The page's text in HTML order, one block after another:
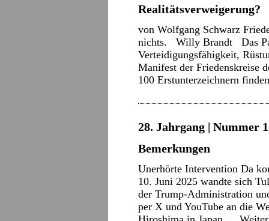
Realitätsverweigerung?
von Wolfgang Schwarz
nichts. Willy Brandt Das
Verteidigungsfähigkeit,
Manifest der Friedenskreise
100 Erstunterzeichnern
28. Jahrgang | Nummer
Bemerkungen
Unerhörte Intervention Da
10. Juni 2025 wandte sich
der Trump-Administration
per X und YouTube an die